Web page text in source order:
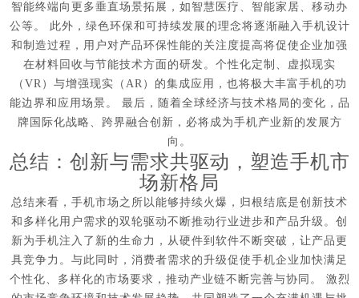
智能终端向更多垂直场景拓展，如智慧医疗、智能家居、移动办
公等。 此外，绿色环保和可持续发展的理念将逐渐融入手机设计
和制造过程，用户对产品环保性能的关注度提高将促使企业加强
在材料回收与节能技术方面的研发。个性化定制、虚拟现实
（VR）与增强现实（AR）的集成应用，也将极大丰富手机的功
能边界和应用场景。 最后，随着全球经济与技术格局的变化，品
牌国际化战略、跨界融合创新，必将成为手机产业新的发展方
向。
总结：创新与需求共驱动，塑造手机市
场新格局
总结来看，手机市场之所以能够持续火爆，归根结底是创新技术
和多样化用户需求的双轮驱动不断推动行业进步和产品升级。创
新为手机注入了新的生命力，从硬件到软件不断突破，让产品更
具竞争力。与此同时，消费者需求的升级促使手机企业加快满足
个性化、多样化的市场要求，推动产业链不断完善与协同。 激烈